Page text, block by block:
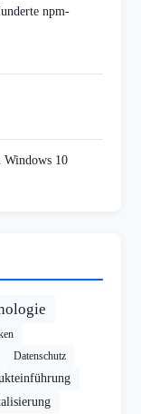
npm-
Windows 10
Datenschutz